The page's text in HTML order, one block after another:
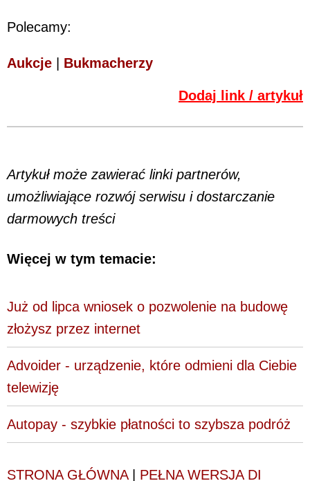
Polecamy:
Aukcje Bukmacherzy
Dodaj link / artykuł
Artykuł może zawierać linki partnerów,
umożliwiające rozwój serwisu i dostarczanie
darmowych treści
Więcej w tym temacie:
Już od lipca wniosek o pozwolenie na budowę
złożysz przez internet
Advoider - urządzenie, które odmieni dla Ciebie
telewizję
Autopay - szybkie płatności to szybsza podróż
STRONA GŁÓWNA| PEŁNA WERSJA DI